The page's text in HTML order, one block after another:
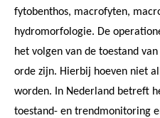
fytobenthos, macrofyten,
hydromorfologie. De
het volgen van de toestand
orde zijn. Hierbij hoeven niet
worden. In Nederland betreft
toestand- en trendmonitoring